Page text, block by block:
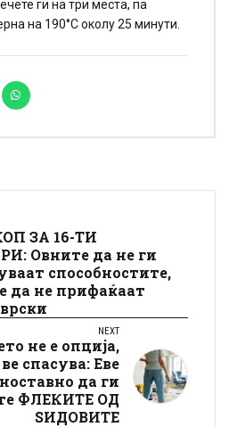
ги на три места, па
на 190°C околу 25 минути.
ЗА 16-ТИ
Овните да не ги
способностите,
да не прифаќаат
NEXT
не е опција,
спасува: Еве
да ги
ФЛЕКИТЕ ОД
ЅИДОВИТЕ